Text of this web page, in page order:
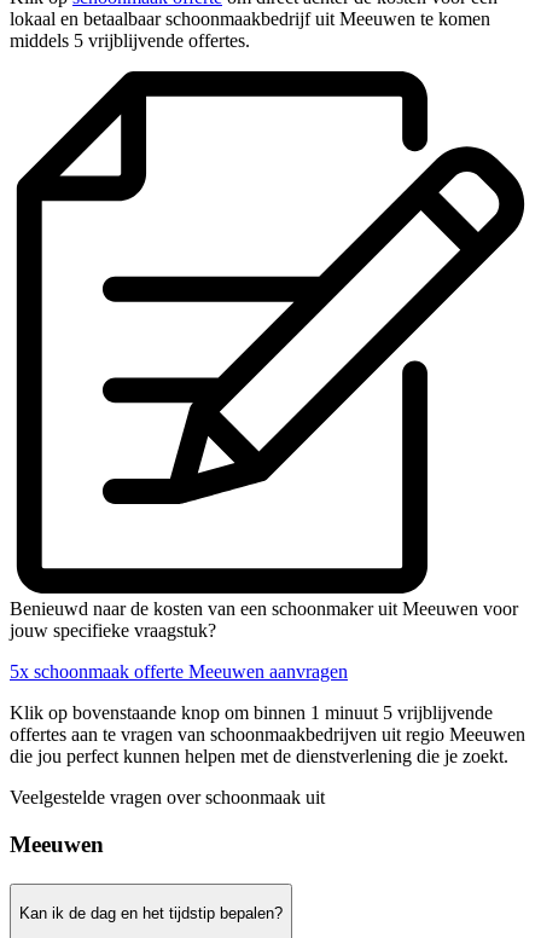
lokaal en betaalbaar schoonmaakbedrijf uit Meeuwen te komen
middels 5 vrijblijvende offertes.
Benieuwd naar de kosten van een schoonmaker uit Meeuwen voor
jouw specifieke vraagstuk?
5x schoonmaak offerte Meeuwen aanvragen
Klik op bovenstaande knop om binnen 1 minuut 5 vrijblijvende
offertes aan te vragen van schoonmaakbedrijven uit regio Meeuwen
die jou perfect kunnen helpen met de dienstverlening die je zoekt.
Veelgestelde vragen over schoonmaak uit
Meeuwen
Kan ik de dag en het tijdstip bepalen?